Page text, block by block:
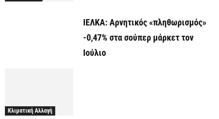
ΙΕΛΚΑ: Αρνητικός «πληθωρισμός»
-0,47% στα σούπερ μάρκετ τον
Ιούλιο
Κλιματική Αλλαγή